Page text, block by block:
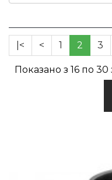
|< < 1 2 3
Показано з 16 по 30